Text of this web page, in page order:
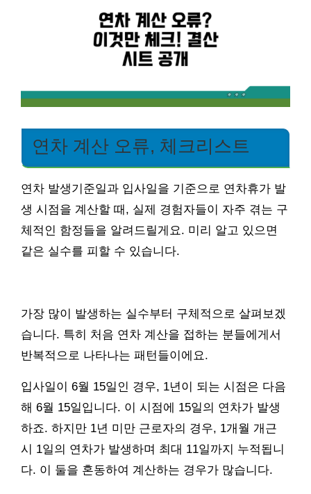
연차 계산 오류, 체크리스트
연차 발생기준일과 입사일을 기준으로 연차휴가 발
생 시점을 계산할 때, 실제 경험자들이 자주 겪는 구
체적인 함정들을 알려드릴게요. 미리 알고 있으면
같은 실수를 피할 수 있습니다.
가장 많이 발생하는 실수부터 구체적으로 살펴보겠
습니다. 특히 처음 연차 계산을 접하는 분들에게서
반복적으로 나타나는 패턴들이에요.
입사일이 6월 15일인 경우, 1년이 되는 시점은 다음
해 6월 15일입니다. 이 시점에 15일의 연차가 발생
하죠. 하지만 1년 미만 근로자의 경우, 1개월 개근
시 1일의 연차가 발생하며 최대 11일까지 누적됩니
다. 이 둘을 혼동하여 계산하는 경우가 많습니다.